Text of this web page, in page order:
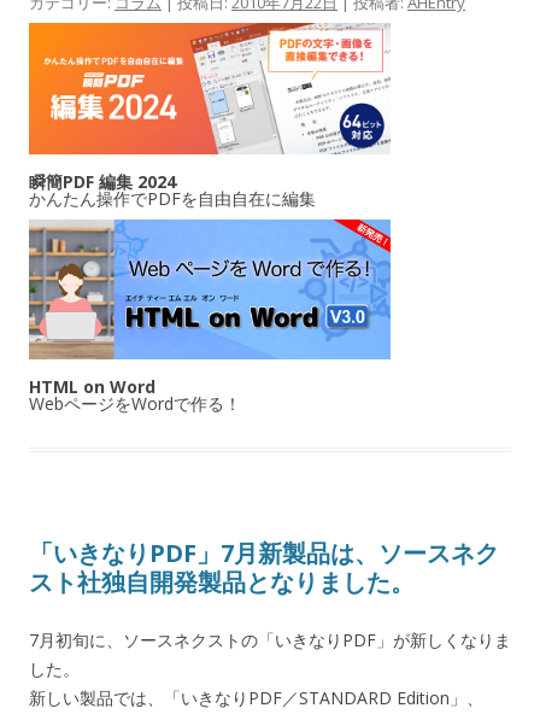
瞬簡PDF 編集 2024
かんたん操作でPDFを自由自在に編集
HTML on Word
WebページをWordで作る！
「いきなりPDF」7月新製品は、ソースネク
スト社独自開発製品となりました。
7月初旬に、ソースネクストの「いきなりPDF」が新しくなりま
した。
新しい製品では、「いきなりPDF／STANDARD Edition」、